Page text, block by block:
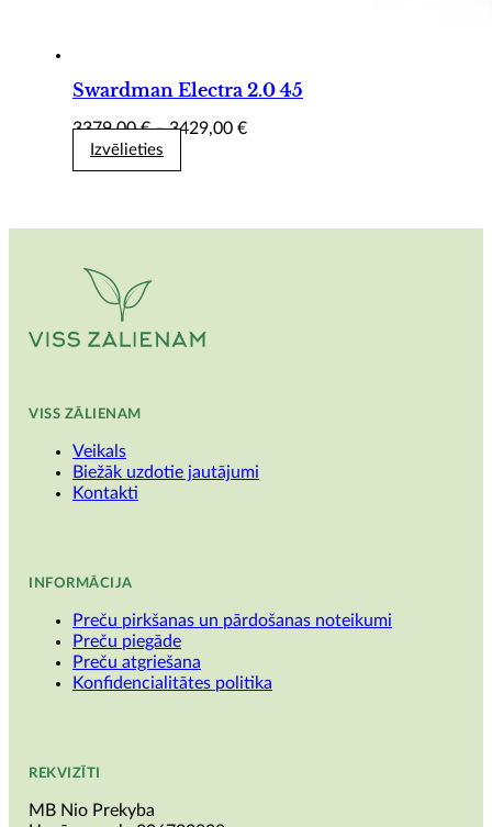
Swardman Electra 2.0 45
3379,00€ – 3429,00 €Price
Izvēlieties
VISS ZĀLIENAM
Veikals
Biežāk uzdotie jautājumi
Kontakti
INFORMĀCIJA
Preču pirkšanas un pārdošanas noteikumi
Preču piegāde
Preču atgriešana
Konfidencialitātes politika
REKVIZĪTI
MB Nio Prekyba